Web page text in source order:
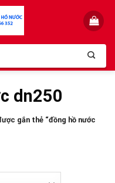
dn250
gắn thẻ “đồng hồ nước